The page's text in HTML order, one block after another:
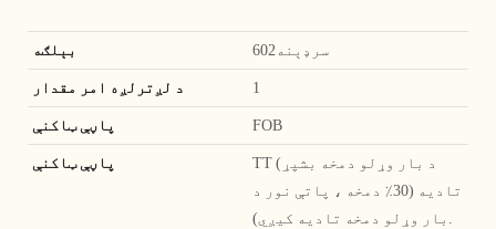
سرډېنه602
1
FOB
TT (د بار وړلو دمخه بشپړ
تادیه (30٪ دمخه ، پاتې نور د
بار وړلو دمخه تادیه کیږي).